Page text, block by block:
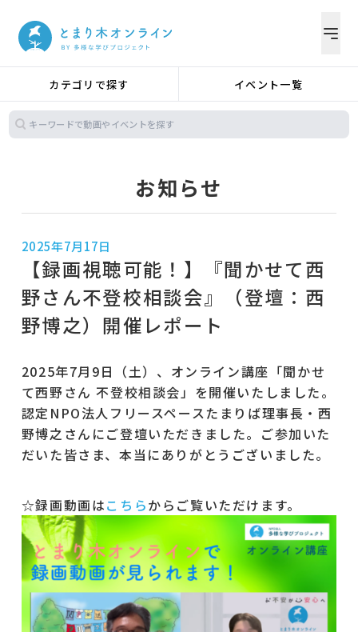
カテゴリで探す イベント一覧
お知らせ
2025年7月17日
【録画視聴可能！】『聞かせて西
野さん不登校相談会』（登壇：西
野博之）開催レポート
2025年7月9日（土）、オンライン講座「聞かせ
て西野さん 不登校相談会」を開催いたしました。
認定NPO法人フリースペースたまりば理事長・西
野博之さんにご登壇いただきました。ご参加いた
だいた皆さま、本当にありがとうございました。
☆録画動画はこちらからご覧いただけます。